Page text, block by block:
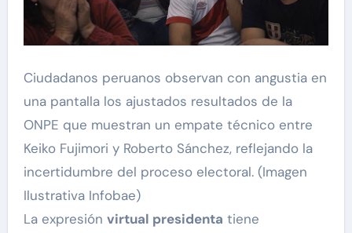
Ciudadanos peruanos observan con angustia en
una pantalla los ajustados resultados de la
ONPE que muestran un empate técnico entre
Keiko Fujimori y Roberto Sánchez, reflejando la
incertidumbre del proceso electoral. (Imagen
Ilustrativa Infobae)
La expresión virtual presidenta tiene